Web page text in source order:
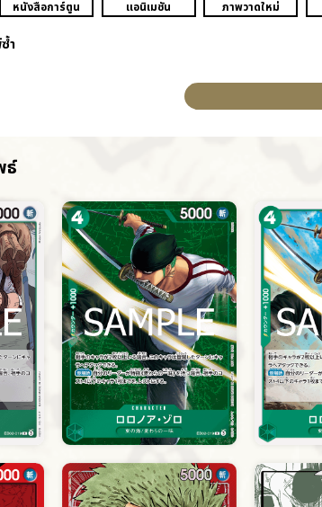
หนังสือการ์ตูน แอนิเมชัน ภาพวาดใหม่
ำ
ธ์